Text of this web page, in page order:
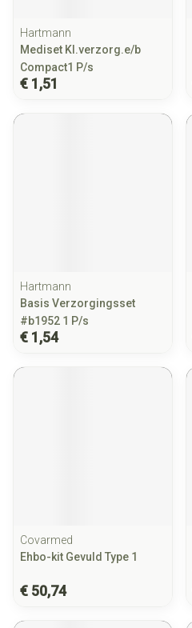
Hartmann
Mediset Kl.verzorg.e/b
Compact1 P/s
€ 1,51
Hartmann
Basis Verzorgingsset
#b1952 1 P/s
€ 1,54
Covarmed
Ehbo-kit Gevuld Type 1
€ 50,74